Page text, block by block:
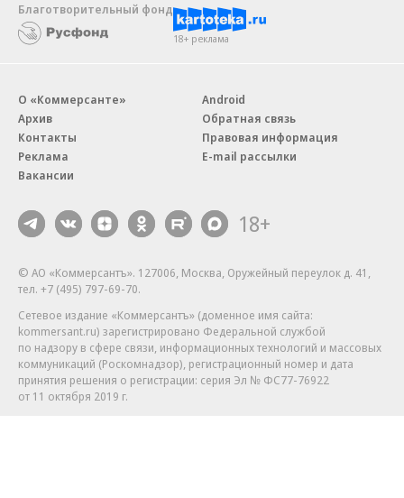
Благотворительный фонд
18+ реклама
О «Коммерсанте»
Архив
Контакты
Реклама
Вакансии
Android
Обратная связь
Правовая информация
E-mail рассылки
18+
© АО «Коммерсантъ». 127006, Москва, Оружейный переулок д. 41,
тел. +7 (495) 797-69-70.
Сетевое издание «Коммерсантъ» (доменное имя сайта:
kommersant.ru) зарегистрировано Федеральной службой
по надзору в сфере связи, информационных технологий и массовых
коммуникаций (Роскомнадзор), регистрационный номер и дата
принятия решения о регистрации: серия Эл № ФС77-76922
от 11 октября 2019 г.